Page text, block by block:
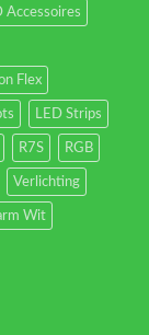
Accessoires
Flex
LED Strips
R7S RGB
Verlichting
Wit